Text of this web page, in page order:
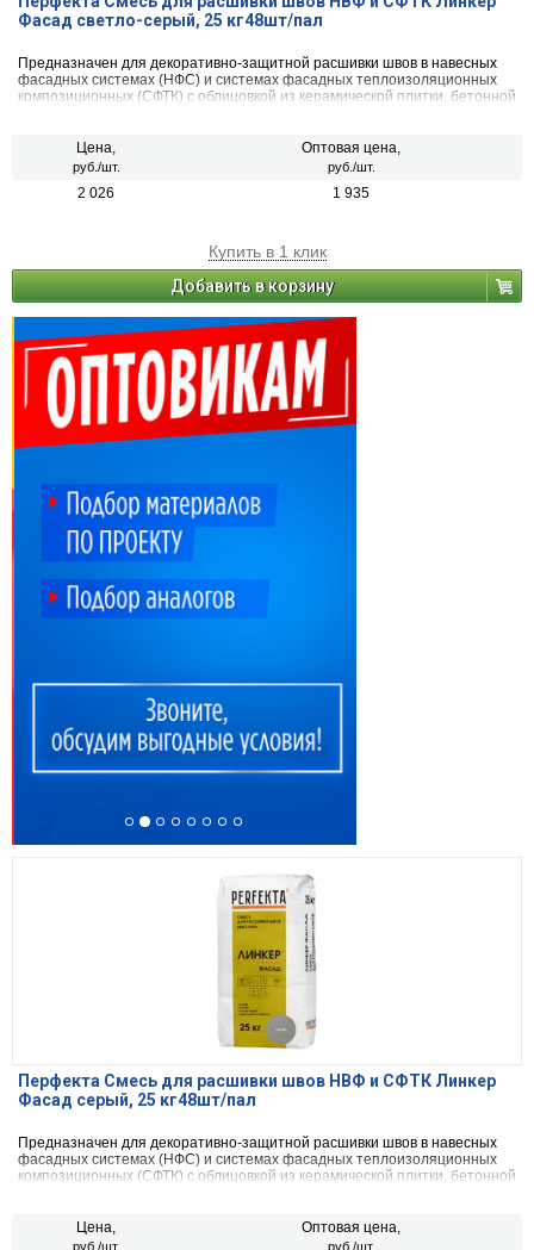
Фасад светло-серый, 25 кг48шт/пал
Предназначен для декоративно-защитной расшивки швов в навесных
фасадных системах (НФС) и системах фасадных теплоизоляционных
композиционных (СФТК) с облицовкой из керамической плитки, бетонной
Цена,
руб./шт.
Оптовая цена,
руб./шт.
2 026 1 935
Купить в 1 клик
Добавить в корзину
Перфекта Смесь для расшивки швов НВФ и СФТК Линкер
Фасад серый, 25 кг48шт/пал
Предназначен для декоративно-защитной расшивки швов в навесных
фасадных системах (НФС) и системах фасадных теплоизоляционных
композиционных (СФТК) с облицовкой из керамической плитки, бетонной
Цена,
руб./шт.
Оптовая цена,
руб./шт.